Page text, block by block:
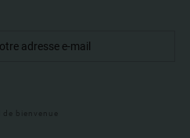
bienvenue